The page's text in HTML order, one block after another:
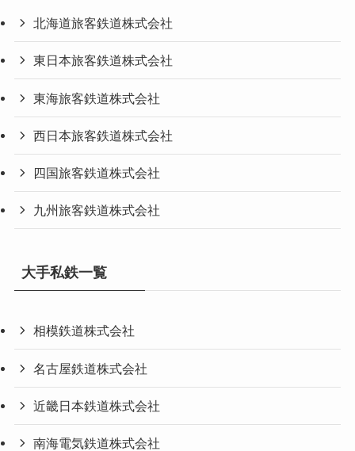
北海道旅客鉄道株式会社
東日本旅客鉄道株式会社
東海旅客鉄道株式会社
西日本旅客鉄道株式会社
四国旅客鉄道株式会社
九州旅客鉄道株式会社
大手私鉄一覧
相模鉄道株式会社
名古屋鉄道株式会社
近畿日本鉄道株式会社
南海電気鉄道株式会社